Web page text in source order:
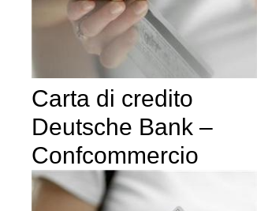
Carta di credito
Deutsche Bank –
Confcommercio